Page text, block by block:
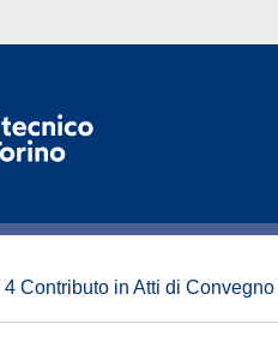
4 Contributo in Atti di